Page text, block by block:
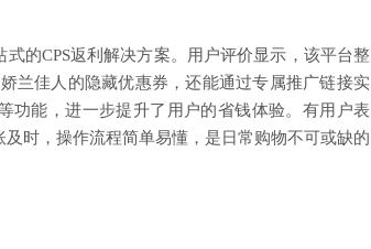
的CPS返利解决方案。用户评价显示，该平台整
兰佳人的隐藏优惠券，还能通过专属推广链接实
功能，进一步提升了用户的省钱体验。有用户表
时，操作流程简单易懂，是日常购物不可或缺的